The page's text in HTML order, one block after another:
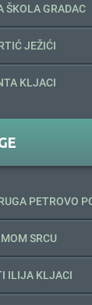
ŠKOLA GRADAC
JEŽIĆI
KLJACI
PETROVO
SRCU
ILIJA KLJACI